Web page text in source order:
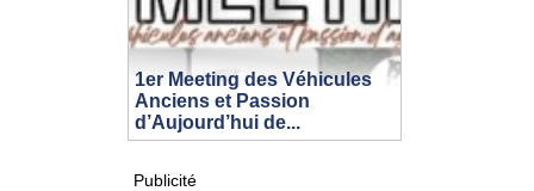
1er Meeting des Véhicules
Anciens et Passion
d’Aujourd’hui de...
Publicité